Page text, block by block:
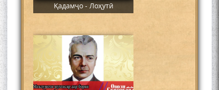
Қадамҷо - Лоҳутӣ